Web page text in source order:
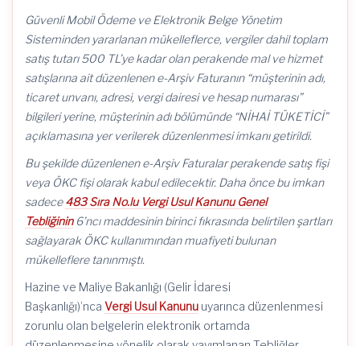
Güvenli Mobil Ödeme ve Elektronik Belge Yönetim
Sisteminden yararlanan mükelleflerce, vergiler dahil toplam
satış tutarı 500 TL’ye kadar olan perakende mal ve hizmet
satışlarına ait düzenlenen e-Arşiv Faturanın “müşterinin adı,
ticaret unvanı, adresi, vergi dairesi ve hesap numarası”
bilgileri yerine, müşterinin adı bölümünde “NİHAİ TÜKETİCİ”
açıklamasına yer verilerek düzenlenmesi imkanı getirildi.
Bu şekilde düzenlenen e-Arşiv Faturalar perakende satış fişi
veya ÖKC fişi olarak kabul edilecektir. Daha önce bu imkan
sadece483 Sıra No.lu Vergi Usul Kanunu Genel
Tebliğinin6’ncı maddesinin birinci fıkrasında belirtilen şartları
sağlayarak ÖKC kullanımından muafiyeti bulunan
mükelleflere tanınmıştı.
Hazine ve Maliye Bakanlığı (Gelir İdaresi
Başkanlığı)’nca Vergi Usul Kanunu uyarınca düzenlenmesi
zorunlu olan belgelerin elektronik ortamda